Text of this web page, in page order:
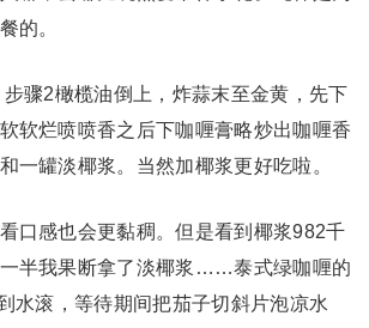
的。
骤2橄榄油倒上，炸蒜末至金黄，先下
软烂喷喷香之后下咖喱膏略炒出咖喱香
一罐淡椰浆。当然加椰浆更好吃啦。
口感也会更黏稠。但是看到椰浆982千
半我果断拿了淡椰浆……泰式绿咖喱的
水滚，等待期间把茄子切斜片泡凉水